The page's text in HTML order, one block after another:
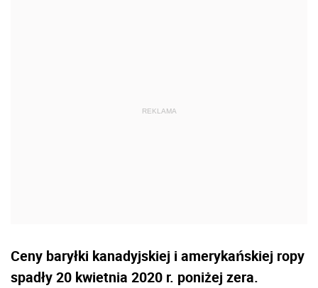
Ceny baryłki kanadyjskiej i amerykańskiej ropy
spadły 20 kwietnia 2020 r. poniżej zera.